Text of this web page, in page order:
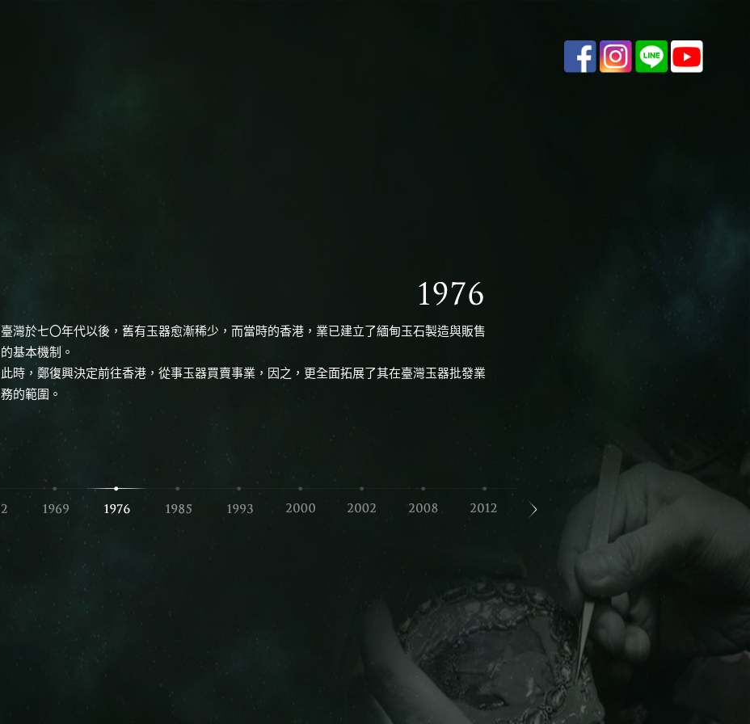
臺灣於七〇年代以後，舊有玉器愈漸稀少，而當時的香港，業已建立了緬甸玉石製造與販售
的基本機制。
此時，鄭復興決定前往香港，從事玉器買賣事業，因之，更全面拓展了其在臺灣玉器批發業
務的範圍。